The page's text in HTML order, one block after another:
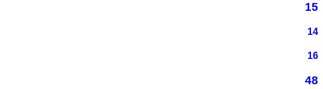
15
14
16
48